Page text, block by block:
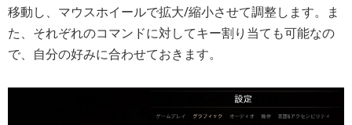
移動し、マウスホイールで拡大/縮小させて調整します。ま
た、それぞれのコマンドに対してキー割り当ても可能なの
で、自分の好みに合わせておきます。